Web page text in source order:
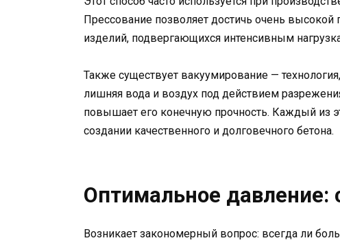
Прессование позволяет достичь очень высокой
изделий, подвергающихся интенсивным
Также существует вакуумирование —
лишняя вода и воздух под действием
повышает его конечную прочность. Каждый из
создании качественного и долговечного бетона.
Оптимальное давление:
Возникает закономерный вопрос: всегда ли